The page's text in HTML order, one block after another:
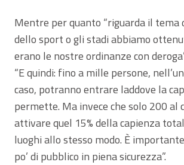
Mentre per quanto “riguarda il tema
dello sport o gli stadi abbiamo
erano le nostre ordinanze con
“E quindi: fino a mille persone,
caso, potranno entrare laddove la
permette. Ma invece che solo 200 al
attivare quel 15% della capienza
luoghi allo stesso modo. È
po’ di pubblico in piena sicurezza”.